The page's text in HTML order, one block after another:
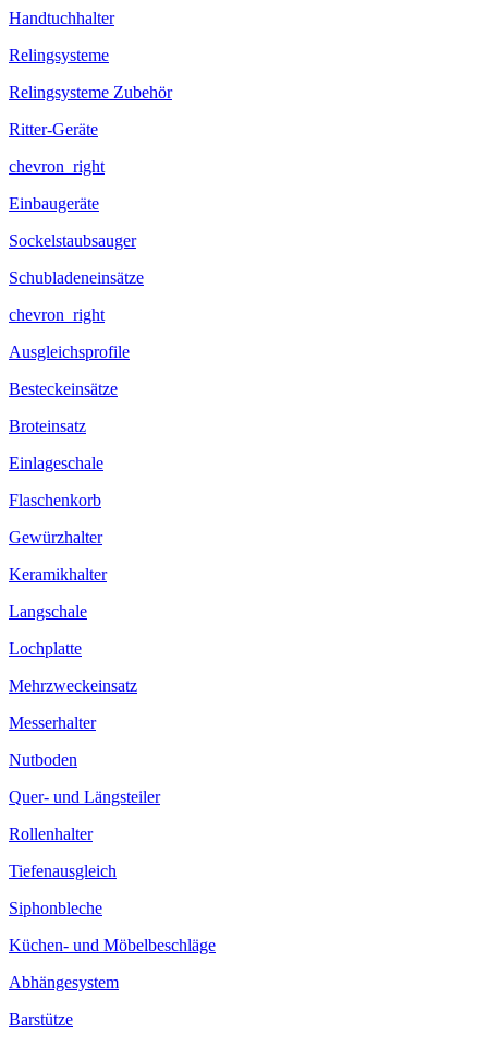
Handtuchhalter
Relingsysteme
Relingsysteme Zubehör
Ritter-Geräte
chevron_right
Einbaugeräte
Sockelstaubsauger
Schubladeneinsätze
chevron_right
Ausgleichsprofile
Besteckeinsätze
Broteinsatz
Einlageschale
Flaschenkorb
Gewürzhalter
Keramikhalter
Langschale
Lochplatte
Mehrzweckeinsatz
Messerhalter
Nutboden
Quer- und Längsteiler
Rollenhalter
Tiefenausgleich
Siphonbleche
Küchen- und Möbelbeschläge
Abhängesystem
Barstütze